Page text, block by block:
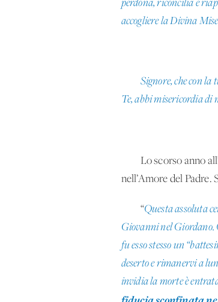
perdona, riconcilia e
accogliere la Divina
Signore, che con la
Te, abbi misericordia di
Lo scorso anno
nell’Amore del
“Questa assoluta
Giovanni nel Giordano.
fu esso stesso un
deserto e rimanervi a
invidia la morte è